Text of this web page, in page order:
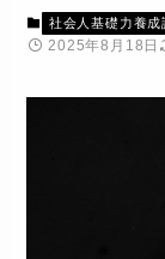
社会人基礎力養成
2025年8月18日